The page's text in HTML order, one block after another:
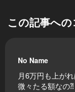
この記事への
No Name
月6万円も上が
微々たる額なの⁈